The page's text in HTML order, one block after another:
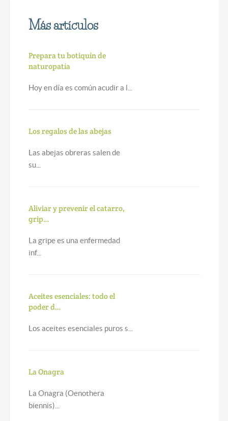
Más artículos
Prepara tu botiquín de
naturopatía
Hoy en día es común acudir a l...
Los regalos de las abejas
Las abejas obreras salen de
su...
Aliviar y prevenir el catarro,
grip…
La gripe es una enfermedad
inf...
Aceites esenciales: todo el
poder d…
Los aceites esenciales puros s...
La Onagra
La Onagra (Oenothera
biennis)...